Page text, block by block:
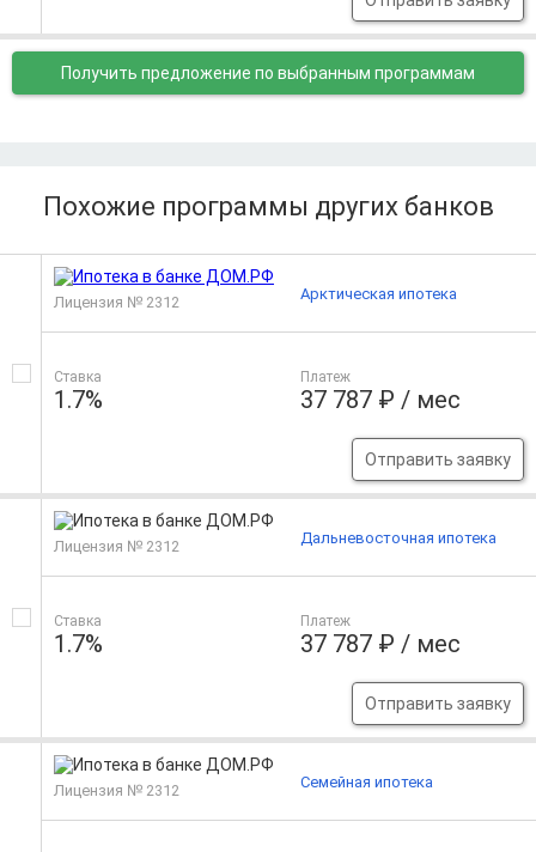
Получить предложение по выбранным программам
Похожие программы других банков
Лицензия № 2312
Ставка
1.7%
Платеж
37 787 ₽ / мес
Отправить заявку
Арктическая ипотека
Лицензия № 2312
Ставка
1.7%
Платеж
37 787 ₽ / мес
Отправить заявку
Дальневосточная ипотека
Лицензия № 2312 Семейная ипотека